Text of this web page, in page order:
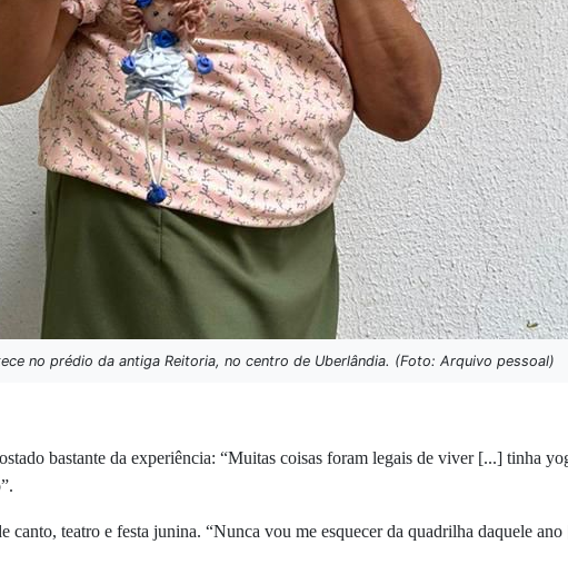
no prédio da antiga Reitoria, no centro de Uberlândia. (Foto: Arquivo pessoal)
bastante da experiência: “Muitas coisas foram legais de viver [...] tinha
canto, teatro e festa junina. “Nunca vou me esquecer da quadrilha daquele ano